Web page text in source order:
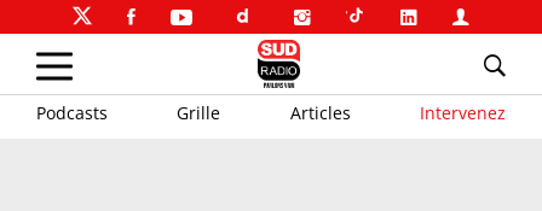
Podcasts Grille Articles Intervenez